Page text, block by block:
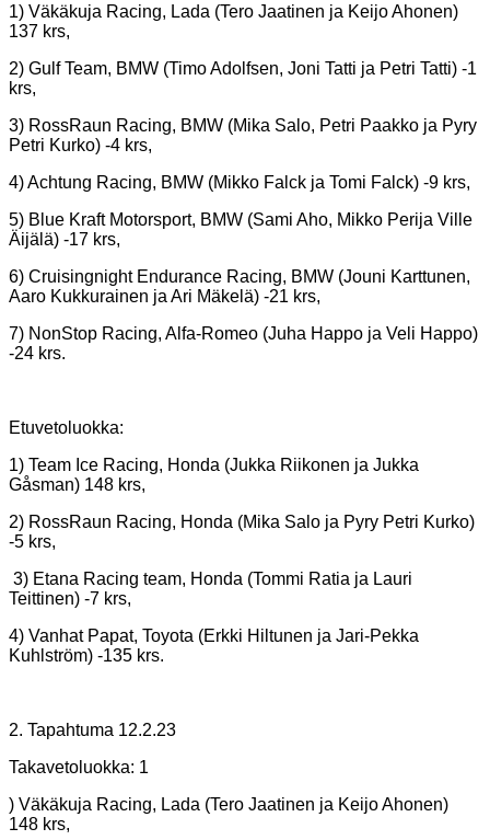
1) Väkäkuja Racing, Lada (Tero Jaatinen ja Keijo Ahonen)
137 krs,
2) Gulf Team, BMW (Timo Adolfsen, Joni Tatti ja Petri Tatti) -1
krs,
3) RossRaun Racing, BMW (Mika Salo, Petri Paakko ja Pyry
Petri Kurko) -4 krs,
4) Achtung Racing, BMW (Mikko Falck ja Tomi Falck) -9 krs,
5) Blue Kraft Motorsport, BMW (Sami Aho, Mikko Perija Ville
Äijälä) -17 krs,
6) Cruisingnight Endurance Racing, BMW (Jouni Karttunen,
Aaro Kukkurainen ja Ari Mäkelä) -21 krs,
7) NonStop Racing, Alfa-Romeo (Juha Happo ja Veli Happo)
-24 krs.
Etuvetoluokka:
1) Team Ice Racing, Honda (Jukka Riikonen ja Jukka
Gåsman) 148 krs,
2) RossRaun Racing, Honda (Mika Salo ja Pyry Petri Kurko)
-5 krs,
3) Etana Racing team, Honda (Tommi Ratia ja Lauri
Teittinen) -7 krs,
4) Vanhat Papat, Toyota (Erkki Hiltunen ja Jari-Pekka
Kuhlström) -135 krs.
2. Tapahtuma 12.2.23
Takavetoluokka: 1
) Väkäkuja Racing, Lada (Tero Jaatinen ja Keijo Ahonen)
148 krs,